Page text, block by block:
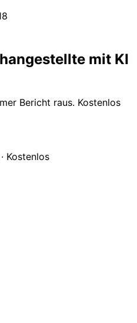
mit KI
Bericht raus. Kostenlos
Kostenlos